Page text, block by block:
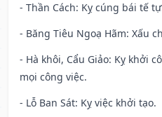
- Thần Cách: Kỵ cúng bái tế
- Băng Tiêu Ngoạ Hãm: Xấu
- Hà khôi, Cẩu Giảo: Kỵ khởi
mọi công việc.
- Lỗ Ban Sát: Kỵ việc khởi tạo.